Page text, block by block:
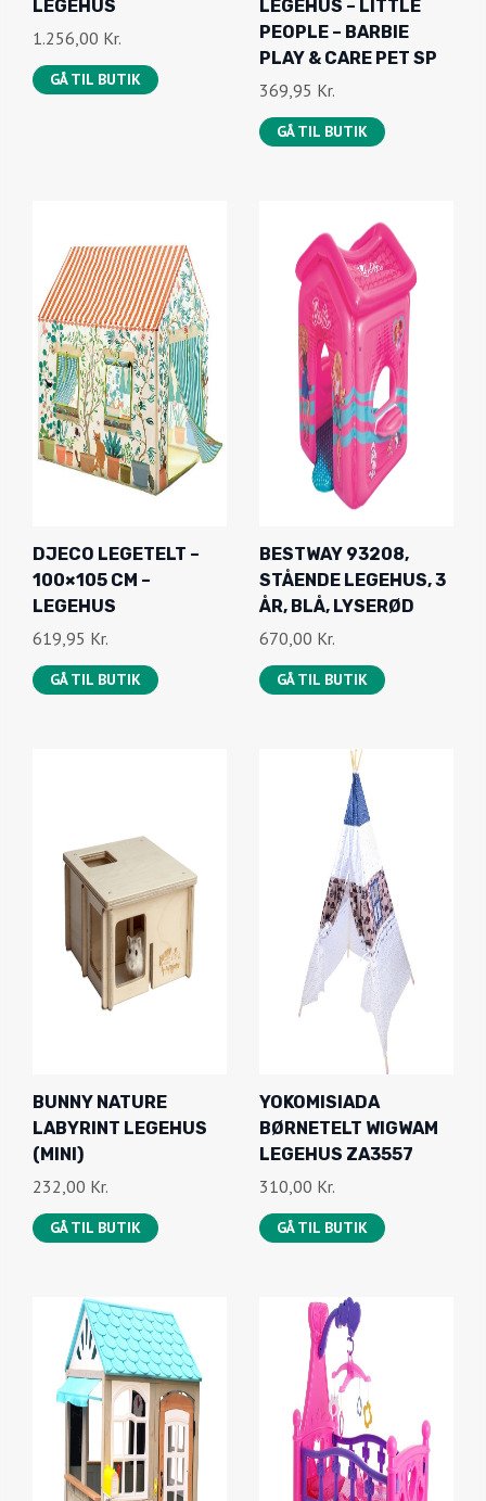
LEGEHUS
1.256,00 Kr.
GÅ TIL BUTIK
LEGEHUS – LITTLE
PEOPLE – BARBIE
PLAY & CARE PET SP
369,95 Kr.
GÅ TIL BUTIK
DJECO LEGETELT –
100×105 CM –
LEGEHUS
619,95 Kr.
GÅ TIL BUTIK
BESTWAY 93208,
STÅENDE LEGEHUS, 3
ÅR, BLÅ, LYSERØD
670,00 Kr.
GÅ TIL BUTIK
BUNNY NATURE
LABYRINT LEGEHUS
(MINI)
232,00 Kr.
GÅ TIL BUTIK
YOKOMISIADA
BØRNETELT WIGWAM
LEGEHUS ZA3557
310,00 Kr.
GÅ TIL BUTIK